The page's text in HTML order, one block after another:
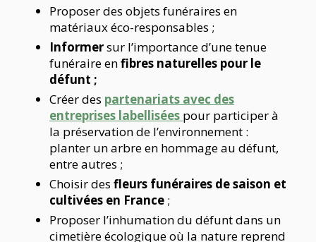
Proposer des objets funéraires en
matériaux éco-responsables ;
Informersur l’importance d’une tenue
funéraire enfibres naturelles pour le
défunt ;
Créer des partenariats avec des
entreprises labellisées pour participer à
la préservation de l’environnement :
planter un arbre en hommage au défunt,
entre autres ;
Choisir des fleurs funéraires de saison et
cultivées en France ;
Proposer l’inhumation du défunt dans un
cimetière écologique où la nature reprend